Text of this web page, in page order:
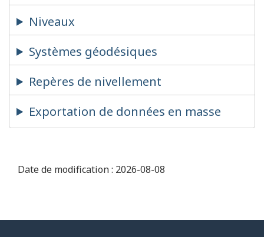
Niveaux
Systèmes géodésiques
Repères de nivellement
Exportation de données en masse
Date de modification : 2026-08-08